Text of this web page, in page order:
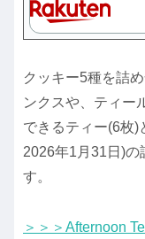
クッキー5種を詰
ンクスや、ティー
できるティー(6枚)
2026年1月31日)
す。
＞＞＞Afternoon